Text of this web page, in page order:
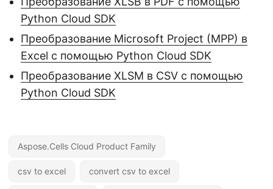
Python Cloud SDK
Преобразование Microsoft Project (MPP) в
Excel с помощью Python Cloud SDK
Преобразование XLSM в CSV с помощью
Python Cloud SDK
Aspose.Cells Cloud Product Family
csv to excel convert csv to excel